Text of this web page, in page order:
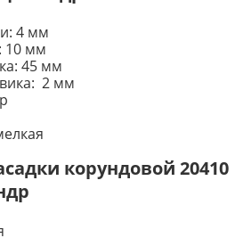
4 мм
10 мм
45 мм
2 мм
корундовой 20410